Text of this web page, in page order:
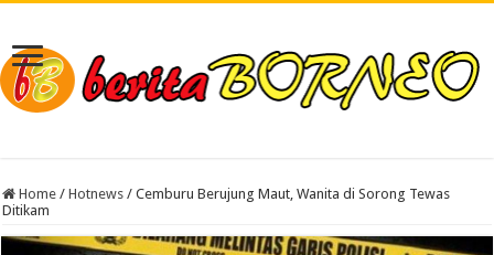
Home / Hotnews / Cemburu Berujung Maut, Wanita di Sorong Tewas
Ditikam